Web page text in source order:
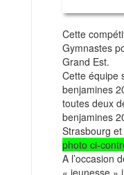
Cette
Gymnastes
Grand Est.
Cette équipe
benjamines
toutes deux
benjamines
Strasbourg et
photo ci-
A l’occasion